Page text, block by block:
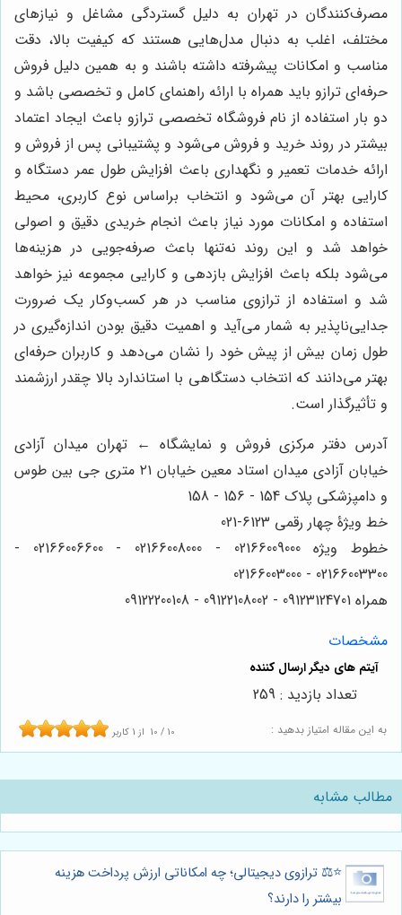
مصرف‌کنندگان در تهران به دلیل گستردگی مشاغل و نیازهای
مختلف، اغلب به دنبال مدل‌هایی هستند که کیفیت بالا، دقت
مناسب و امکانات پیشرفته داشته باشند و به همین دلیل فروش
حرفه‌ای ترازو باید همراه با ارائه راهنمای کامل و تخصصی باشد و
دو بار استفاده از نام فروشگاه تخصصی ترازو باعث ایجاد اعتماد
بیشتر در روند خرید و فروش می‌شود و پشتیبانی پس از فروش و
ارائه خدمات تعمیر و نگهداری باعث افزایش طول عمر دستگاه و
کارایی بهتر آن می‌شود و انتخاب براساس نوع کاربری، محیط
استفاده و امکانات مورد نیاز باعث انجام خریدی دقیق و اصولی
خواهد شد و این روند نه‌تنها باعث صرفه‌جویی در هزینه‌ها
می‌شود بلکه باعث افزایش بازدهی و کارایی مجموعه نیز خواهد
شد و استفاده از ترازوی مناسب در هر کسب‌وکار یک ضرورت
جدایی‌ناپذیر به شمار می‌آید و اهمیت دقیق بودن اندازه‌گیری در
طول زمان بیش از پیش خود را نشان می‌دهد و کاربران حرفه‌ای
بهتر می‌دانند که انتخاب دستگاهی با استاندارد بالا چقدر ارزشمند
و تأثیرگذار است.
آدرس دفتر مرکزی فروش و نمایشگاه ← تهران میدان آزادی
خیابان آزادی میدان استاد معین خیابان ۲۱ متری جی بین طوس
و دامپزشکی پلاک 154 - 156 - 158
خط ویژۀ چهار رقمی 6123-021
خطوط ویژه 02166009000 - 02166008000 - 02166006600 -
02166003300 - 02166003000
همراه 09123124701 - 09122108002 - 09122200108
مشخصات
به این مقاله امتیاز بدهید : 10 / 10 از 1 کاربر
تعداد بازدید : 259
مطالب مشابه
⭐️⚖️ ترازوی دیجیتالی؛ چه امکاناتی ارزش پرداخت هزینه
بیشتر را دارند؟